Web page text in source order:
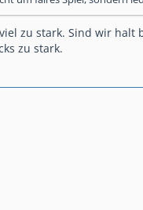
zu stark. Sind wir
zu stark.